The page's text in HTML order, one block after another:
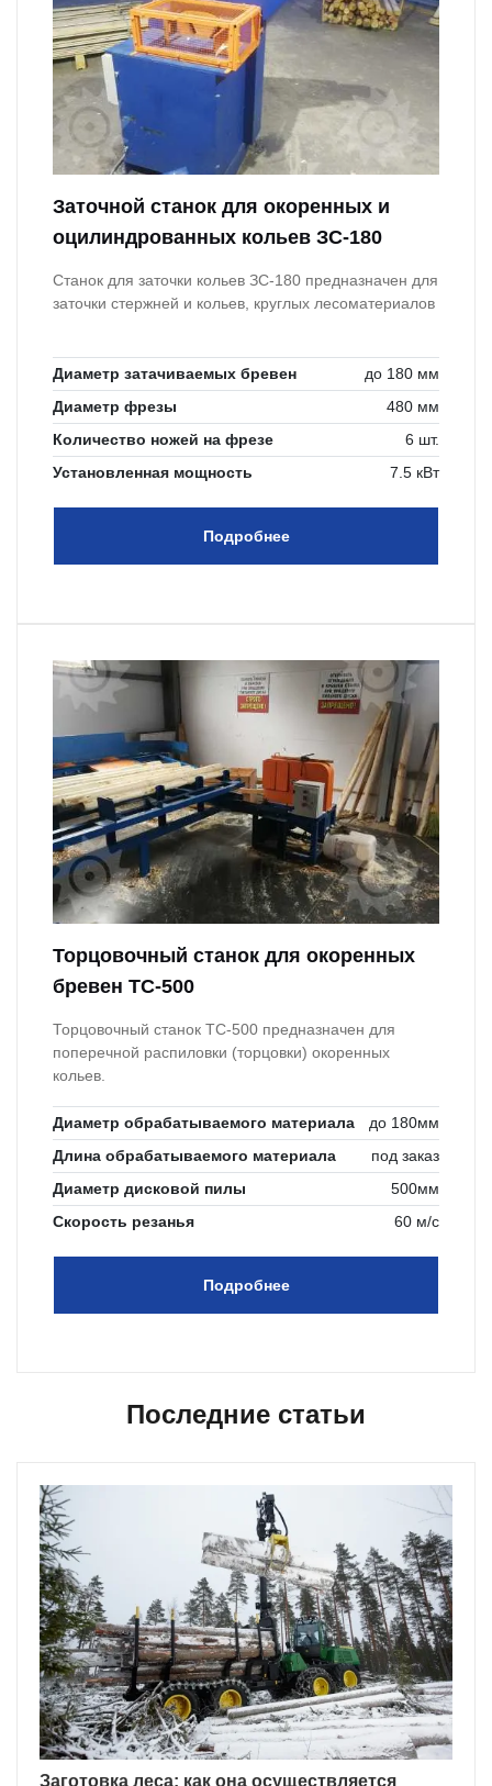
Заточной станок для окоренных и
оцилиндрованных кольев ЗС-180
Станок для заточки кольев ЗС-180 предназначен для
заточки стержней и кольев, круглых лесоматериалов
Диаметр затачиваемых бревен
до 180 мм
Диаметр фрезы
480 мм
Количество ножей на фрезе
6 шт.
Установленная мощность
7.5 кВт
Подробнее
Торцовочный станок для окоренных
бревен ТС-500
Торцовочный станок ТС-500 предназначен для
поперечной распиловки (торцовки) окоренных
кольев.
Диаметр обрабатываемого материала
до 180мм
Длина обрабатываемого материала
под заказ
Диаметр дисковой пилы
500мм
Скорость резанья
60 м/с
Подробнее
Последние статьи
Заготовка леса: как она осуществляется